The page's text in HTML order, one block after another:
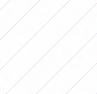
Belgrano - Talleres
Platense - Huracan
SUB 14:
San Luis 0-2 Lanús